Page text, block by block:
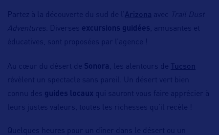
Partez à la découverte du sud de l’ Arizona avec
Trail Dust
Adventures
. Diverses excursions guidées , amusantes et
éducatives, sont proposées par l’agence !
Au cœur du désert de Sonora , les alentours de Tucson
révèlent un spectacle sans pareil. Un désert vert bien
connu des guides locaux qui sauront vous faire apprécier à
leurs justes valeurs, toutes les richesses qu’il recèle !
Quelques heures pour un dîner dans le désert ou un